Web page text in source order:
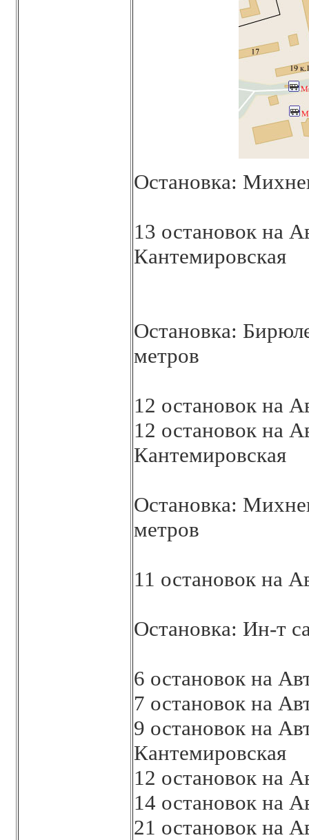
Остановка:
13 остановок на
Кантемировская
Остановка:
метров
12 остановок на
12 остановок на
Кантемировская
Остановка:
метров
11 остановок на
Остановка: Ин-т
6 остановок на
7 остановок на
9 остановок на
Кантемировская
12 остановок на
14 остановок на
21 остановок на